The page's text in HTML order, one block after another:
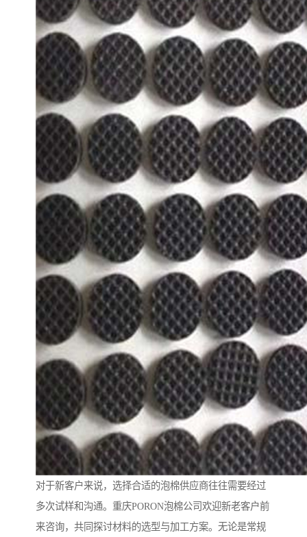
对于新客户来说，选择合适的泡棉供应商往往需要经过
多次试样和沟通。重庆PORON泡棉公司欢迎新老客户前
来咨询，共同探讨材料的选型与加工方案。无论是常规